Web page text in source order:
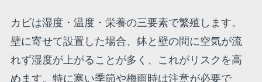
カビは湿度・温度・栄養の三要素で繁殖します。
壁に寄せて設置した場合、鉢と壁の間に空気が流
れず湿度が上がることが多く、これがリスクを高
めます。特に寒い季節や梅雨時は注意が必要で